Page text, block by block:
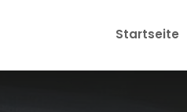
Startseite